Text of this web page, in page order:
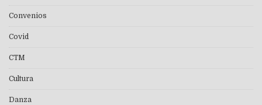
Convenios
Covid
CTM
Cultura
Danza